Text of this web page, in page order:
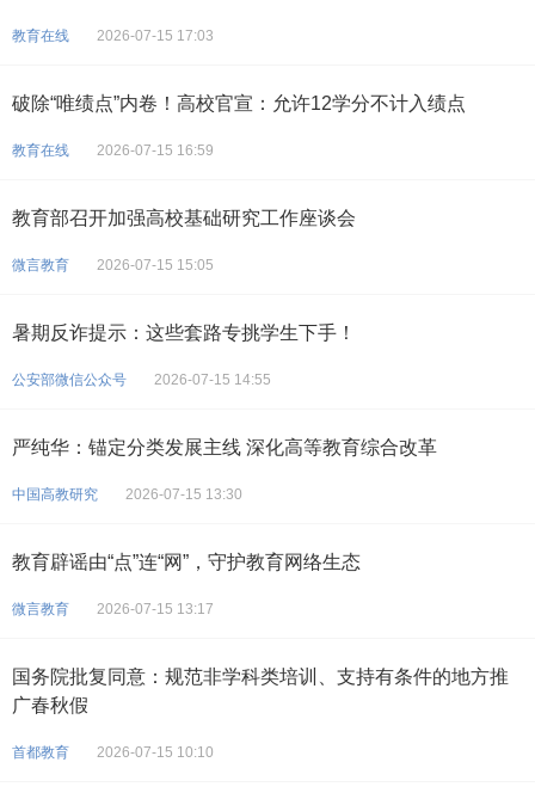
教育在线 2026-07-15 17:03
破除“唯绩点”内卷！高校官宣：允许12学分不计入绩点
教育在线 2026-07-15 16:59
教育部召开加强高校基础研究工作座谈会
微言教育 2026-07-15 15:05
暑期反诈提示：这些套路专挑学生下手！
公安部微信公众号 2026-07-15 14:55
严纯华：锚定分类发展主线 深化高等教育综合改革
中国高教研究 2026-07-15 13:30
教育辟谣由“点”连“网”，守护教育网络生态
微言教育 2026-07-15 13:17
国务院批复同意：规范非学科类培训、支持有条件的地方推
广春秋假
首都教育 2026-07-15 10:10